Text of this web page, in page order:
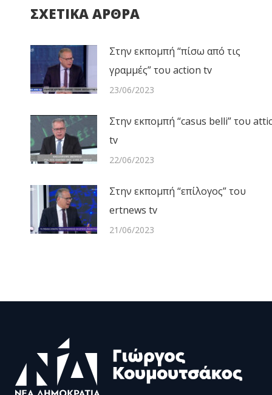
ΣΧΕΤΙΚΑ ΑΡΘΡΑ
Στην εκπομπή “πίσω από τις
γραμμές” του action tv
23/06/2023
Στην εκπομπή “casus belli” του
tv
22/06/2023
Στην εκπομπή “επίλογος” του
ertnews tv
21/06/2023